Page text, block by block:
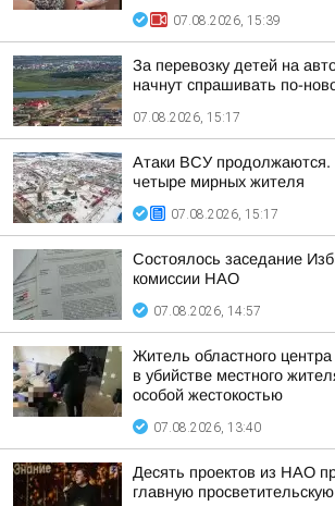
07.08.2026, 15:39
За перевозку детей на
начнут спрашивать по-
07.08.2026, 15:17
Атаки ВСУ продолжаются.
четыре мирных жителя
07.08.2026, 15:17
Состоялось заседание
комиссии НАО
07.08.2026, 14:57
Житель областного
в убийстве местного
особой жестокостью
07.08.2026, 13:40
Десять проектов из НАО
главную